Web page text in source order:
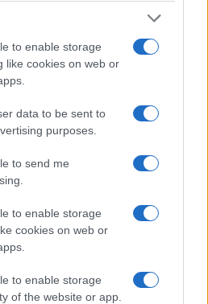
to enable storage
like cookies on web or
data to be sent to
purposes.
to send me
to enable storage
cookies on web or
to enable storage
of the website or app.